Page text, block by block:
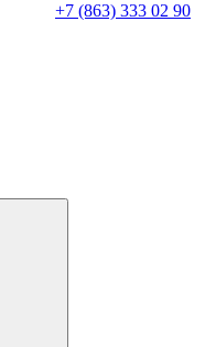
+7 (863) 333 02 90